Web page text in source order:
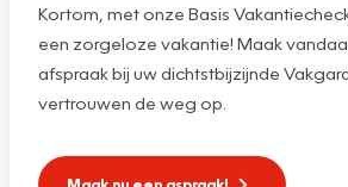
Kortom, met onze Basis
een zorgeloze vakantie! Maak
afspraak bij uw dichtstbijzijnde
vertrouwen de weg op.